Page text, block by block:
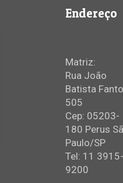
Endereço
Matriz:
Rua João
Batista
505
Cep: 05203-
180 Perus
Paulo/SP
Tel: 11 3915-
9200